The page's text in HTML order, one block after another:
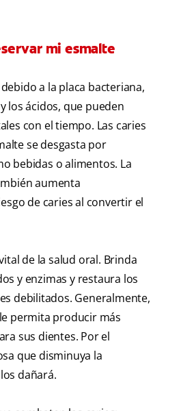
mi esmalte
a la placa bacteriana,
los ácidos, que pueden
con el tiempo. Las caries
se desgasta por
bebidas o alimentos. La
aumenta
de caries al convertir el
de la salud oral. Brinda
y enzimas y restaura los
debilitados. Generalmente,
permita producir más
sus dientes. Por el
que disminuya la
los dañará.